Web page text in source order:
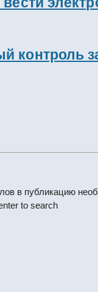
контроль
в публикацию
to search